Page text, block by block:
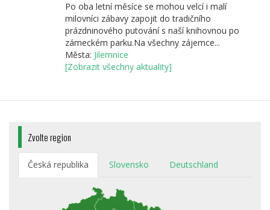
Po oba letní měsíce se mohou velcí i malí
milovníci zábavy zapojit do tradičního
prázdninového putování s naší knihovnou po
zámeckém parku.Na všechny zájemce...
Města: Jilemnice
[Zobrazit všechny aktuality]
Zvolte region
Česká republika Slovensko Deutschland